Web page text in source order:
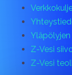
Z-Vesi
Z-Vesi